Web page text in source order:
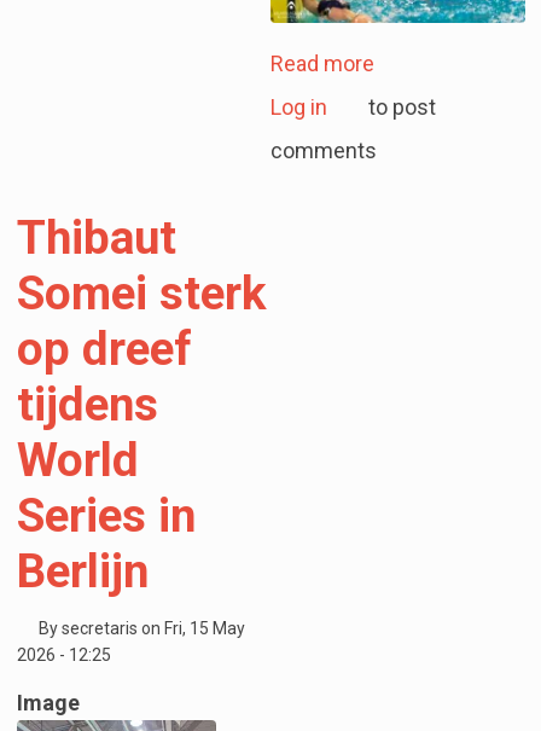
Read more
Log in
to post
comments
Thibaut
Somei sterk
op dreef
tijdens
World
Series in
Berlijn
By secretaris on Fri, 15 May
2026 - 12:25
Image